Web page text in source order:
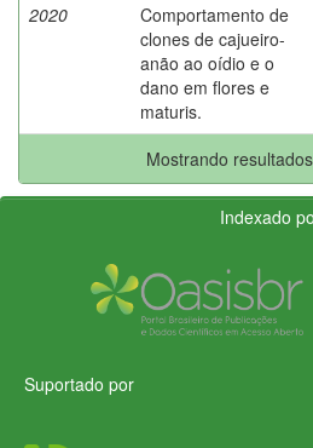
2020
Comportamento de
clones de cajueiro-
anão ao oídio e o
dano em flores e
maturis.
Mostrando
Indexado
Suportado por